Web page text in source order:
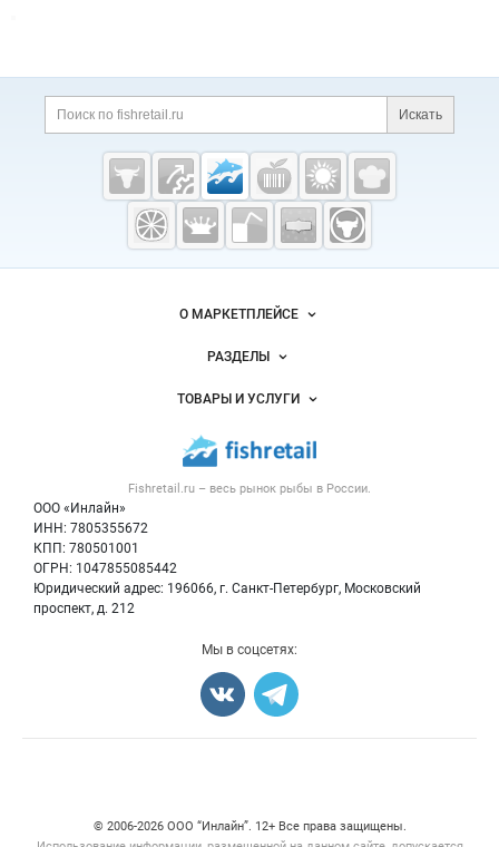
Дополнительная информация
Поиск по сайту и
Искать
Cсылки на полезные проекты
Fishretail.ru —
рыба,
морепродукты
Важные разделы и контакты
Fishretail.ru – весь рынок рыбы в России.
ООО «Инлайн»
ИНН: 7805355672
КПП: 780501001
ОГРН: 1047855085442
Юридический адрес: 196066, г. Санкт-Петербург, Московский
проспект, д. 212
Навигация по сайтуО МАРКЕТПЛЕЙСЕ
Новости Fishretail.ru
Размещение рекламы
Публичная оферта
Контактная информация
Политика обработки персональных данных
РАЗДЕЛЫ
Объявления
Новости рынка
Блог
ТОВАРЫ И УСЛУГИ
Рыба
Икра
Мы в соцсетях:
© 2006‑2026 ООО “Инлайн”. 12+ Все права защищены.